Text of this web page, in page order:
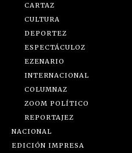
CARTAZ
CULTURA
DEPORTEZ
ESPECTÁCULOZ
EZENARIO
INTERNACIONAL
COLUMNAZ
ZOOM POLÍTICO
REPORTAJEZ
NACIONAL
EDICIÓN IMPRESA